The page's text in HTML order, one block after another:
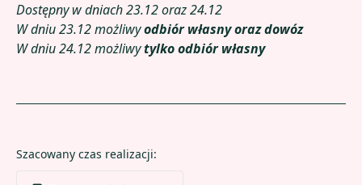
Dostępny w dniach 23.12 oraz 24.12
W dniu 23.12 możliwyodbiór własny oraz dowóz
W dniu 24.12 możliwytylko odbiór własny
Szacowany czas realizacji: